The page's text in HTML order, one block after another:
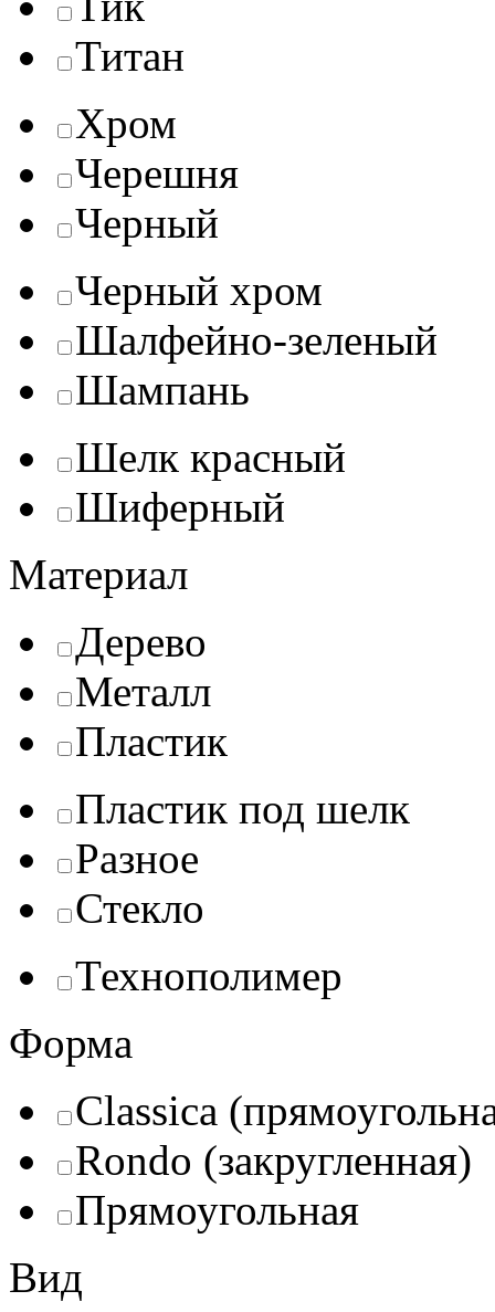
Титан
Хром
Черешня
Черный
Черный хром
Шалфейно-зеленый
Шампань
Шелк красный
Шиферный
Материал
Дерево
Металл
Пластик
Пластик под шелк
Разное
Стекло
Технополимер
Форма
Classica
Rondo (закругленная)
Прямоугольная
Вид